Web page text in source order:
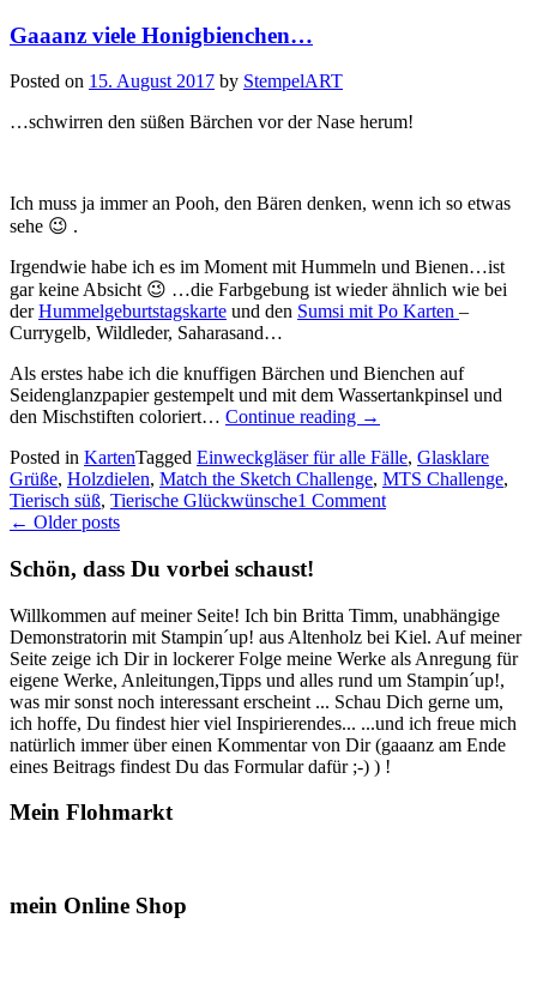
Gaaanz viele Honigbienchen…
Posted on 15. August 2017 by StempelART
…schwirren den süßen Bärchen vor der Nase herum!
Ich muss ja immer an Pooh, den Bären denken, wenn ich so etwas
sehe 😉 .
Irgendwie habe ich es im Moment mit Hummeln und Bienen…ist
gar keine Absicht 😉 …die Farbgebung ist wieder ähnlich wie bei
derHummelgeburtstagskarte und den Sumsi mit Po Karten –
Currygelb, Wildleder, Saharasand…
Als erstes habe ich die knuffigen Bärchen und Bienchen auf
Seidenglanzpapier gestempelt und mit dem Wassertankpinsel und
den Mischstiften coloriert… Continue reading „Gaaanz
Honigbienchen…“
→
Posted in KartenTagged Einweckgläser für alle Fälle, Glasklare
Grüße, Holzdielen, Match the Sketch Challenge, MTS Challenge,
Tierisch süß, Tierische Glückwünsche1 Comment
Posts
← Older posts
Schön, dass Du vorbei schaust!
Willkommen auf meiner Seite! Ich bin Britta Timm, unabhängige
Demonstratorin mit Stampin´up! aus Altenholz bei Kiel. Auf meiner
Seite zeige ich Dir in lockerer Folge meine Werke als Anregung für
eigene Werke, Anleitungen,Tipps und alles rund um Stampin´up!,
was mir sonst noch interessant erscheint ... Schau Dich gerne um,
ich hoffe, Du findest hier viel Inspirierendes... ...und ich freue mich
natürlich immer über einen Kommentar von Dir (gaaanz am Ende
eines Beitrags findest Du das Formular dafür ;-) ) !
Mein Flohmarkt
mein Online Shop